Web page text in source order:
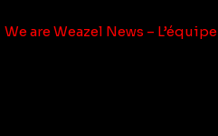
We are Weazel News – L’équipe